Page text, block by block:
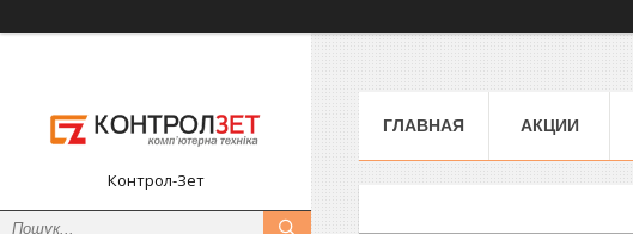
Контрол-Зет
ГЛАВНАЯ АКЦИИ